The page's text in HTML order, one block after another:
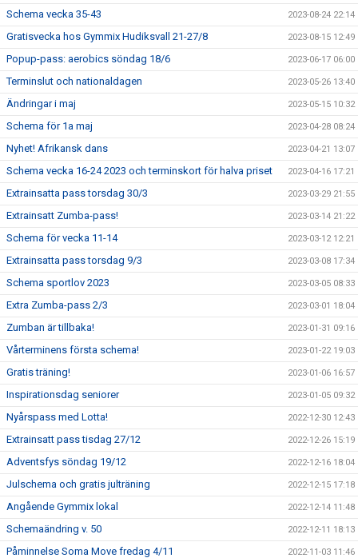
Schema vecka 35-43 2023-08-24 22:14
Gratisvecka hos Gymmix Hudiksvall 21-27/8 2023-08-15 12:49
Popup-pass: aerobics söndag 18/6 2023-06-17 06:00
Terminslut och nationaldagen 2023-05-26 13:40
Ändringar i maj 2023-05-15 10:32
Schema för 1a maj 2023-04-28 08:24
Nyhet! Afrikansk dans 2023-04-21 13:07
Schema vecka 16-24 2023 och terminskort för halva priset 2023-04-16 17:21
Extrainsatta pass torsdag 30/3 2023-03-29 21:55
Extrainsatt Zumba-pass! 2023-03-14 21:22
Schema för vecka 11-14 2023-03-12 12:21
Extrainsatta pass torsdag 9/3 2023-03-08 17:34
Schema sportlov 2023 2023-03-05 08:33
Extra Zumba-pass 2/3 2023-03-01 18:04
Zumban är tillbaka! 2023-01-31 09:16
Vårterminens första schema! 2023-01-22 19:03
Gratis träning! 2023-01-06 16:57
Inspirationsdag seniorer 2023-01-05 09:32
Nyårspass med Lotta! 2022-12-30 12:43
Extrainsatt pass tisdag 27/12 2022-12-26 15:19
Adventsfys söndag 19/12 2022-12-16 18:04
Julschema och gratis julträning 2022-12-15 17:18
Angående Gymmix lokal 2022-12-14 11:48
Schemaändring v. 50 2022-12-11 18:13
Påminnelse Soma Move fredag 4/11 2022-11-03 11:46